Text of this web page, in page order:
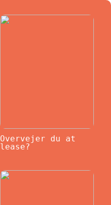
Overvejer du at
lease?